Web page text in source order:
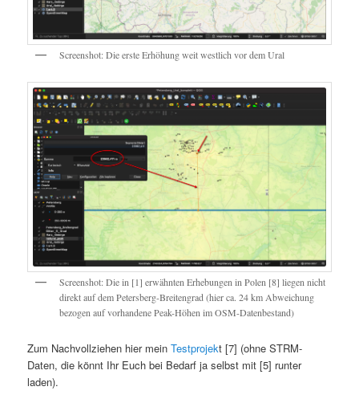
Screenshot: Die erste Erhöhung weit westlich vor dem Ural
Screenshot: Die in [1] erwähnten Erhebungen in Polen [8] liegen nicht
direkt auf dem Petersberg-Breitengrad (hier ca. 24 km Abweichung
bezogen auf vorhandene Peak-Höhen im OSM-Datenbestand)
Zum Nachvollziehen hier meinTestprojekt [7] (ohne STRM-
Daten, die könnt Ihr Euch bei Bedarf ja selbst mit [5] runter
laden).